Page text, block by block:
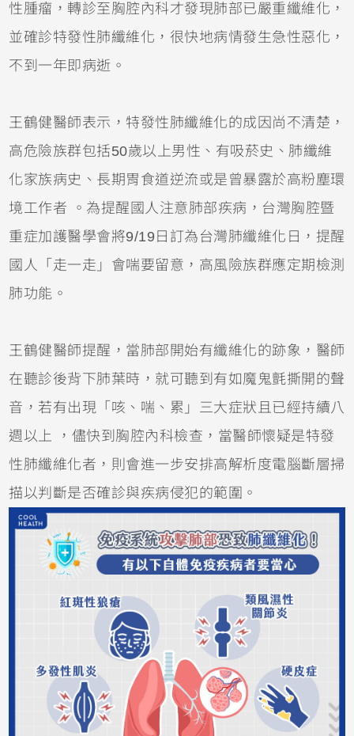
性腫瘤，轉診至胸腔內科才發現肺部已嚴重纖維化，
並確診特發性肺纖維化，很快地病情發生急性惡化，
不到一年即病逝。
王鶴健醫師表示，特發性肺纖維化的成因尚不清楚，
高危險族群包括50歲以上男性、有吸菸史、肺纖維
化家族病史、長期胃食道逆流或是曾暴露於高粉塵環
境工作者 。為提醒國人注意肺部疾病，台灣胸腔暨
重症加護醫學會將9/19日訂為台灣肺纖維化日，提醒
國人「走一走」會喘要留意，高風險族群應定期檢測
肺功能。
王鶴健醫師提醒，當肺部開始有纖維化的跡象，醫師
在聽診後背下肺葉時，就可聽到有如魔鬼氈撕開的聲
音，若有出現「咳、喘、累」三大症狀且已經持續八
週以上 ，儘快到胸腔內科檢查，當醫師懷疑是特發
性肺纖維化者，則會進一步安排高解析度電腦斷層掃
描以判斷是否確診與疾病侵犯的範圍。